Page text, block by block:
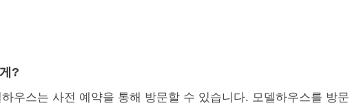
?
우스는 사전 예약을 통해 방문할 수 있습니다. 모델하우스를 방문